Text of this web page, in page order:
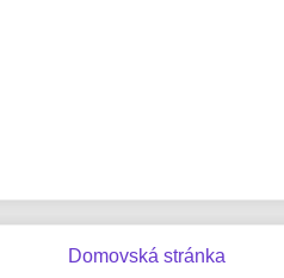
Domovská stránka